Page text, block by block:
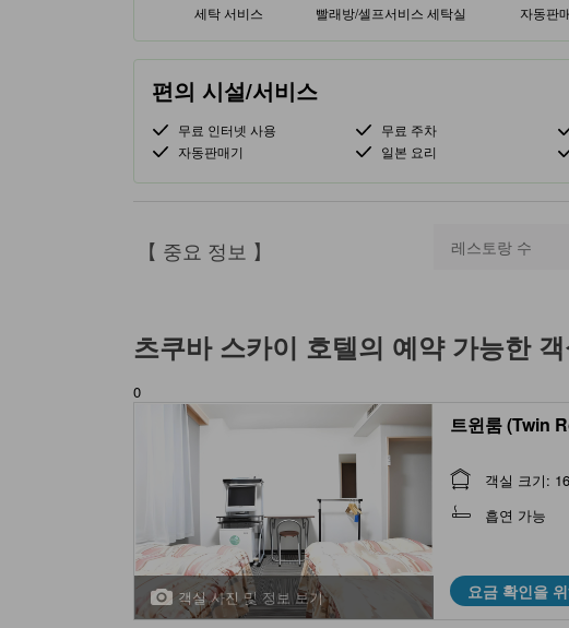
세탁 서비스 빨래방/셀프서비스 세탁실 자동판
편의 시설/서비스
무료 인터넷 사용 무료 주차
자동판매기
일본 요리
【 중요 정보 】 레스토랑 수
츠쿠바 스카이 호텔의 예약 가능한
0
객실 사진 및 정보 보기
트윈룸 (Twin
객실 크기:
흡연 가능
요금 확인을